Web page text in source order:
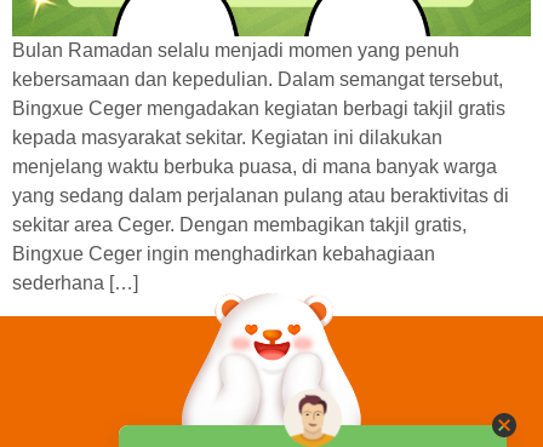
Bulan Ramadan selalu menjadi momen yang penuh
kebersamaan dan kepedulian. Dalam semangat tersebut,
Bingxue Ceger mengadakan kegiatan berbagi takjil gratis
kepada masyarakat sekitar. Kegiatan ini dilakukan
menjelang waktu berbuka puasa, di mana banyak warga
yang sedang dalam perjalanan pulang atau beraktivitas di
sekitar area Ceger. Dengan membagikan takjil gratis,
Bingxue Ceger ingin menghadirkan kebahagiaan
sederhana […]